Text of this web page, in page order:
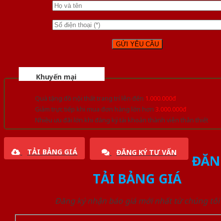
Khuyến mại
Quà tặng đồ nội thất trang trí lên đến 1.000.000đ
Giảm trực tiếp khi mua đơn hàng lớn hơn 3.000.000đ
Nhiều ưu đãi lớn khi đăng ký tài khoản thành viên thân thiết
TẢI BẢNG GIÁ ĐĂNG KÝ TƯ VẤN
TẢI BẢNG GIÁ
Đăng ký nhận báo giá mới nhất từ chúng tôi